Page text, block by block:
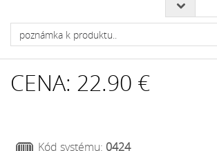
CENA: 22.90 €
Kód systému: 0424